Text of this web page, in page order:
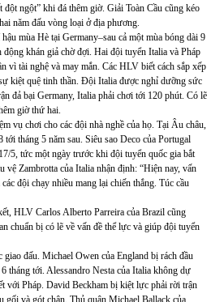
ngột” khi đá thêm giờ. Giải Toàn Cầu cũng kéo
năm đấu vòng loại ở địa phương.
mùa Hè tại Germany–sau cả một mùa bóng dài 9
khán giả chờ đợi. Hai đội tuyển Italia và Pháp
vì tài nghệ và may mắn. Các HLV biết cách sắp xếp
kiệt quệ tinh thần. Đội Italia được nghỉ dưỡng sức
đả bại Germany, Italia phải chơi tới 120 phút. Có lẽ
giờ thứ hai.
vụ chơi cho các đội nhà nghề của họ. Tại Âu châu,
tháng 5 năm sau. Siêu sao Deco của Portugal
5, tức một ngày trước khi đội tuyển quốc gia bắt
vệ Zambrotta của Italia nhận định: “Hiện nay, vấn
đội chạy nhiều mang lại chiến thắng. Túc cầu
HLV Carlos Alberto Parreira của Brazil cũng
chuẩn bị có lẽ về vấn đề thể lực và giúp đội tuyển
đấu. Michael Owen của England bị rách đầu
tháng tới. Alessandro Nesta của Italia không dự
với Pháp. David Beckham bị kiệt lực phải rời trận
gối và gót chân. Thủ quân Michael Ballack của